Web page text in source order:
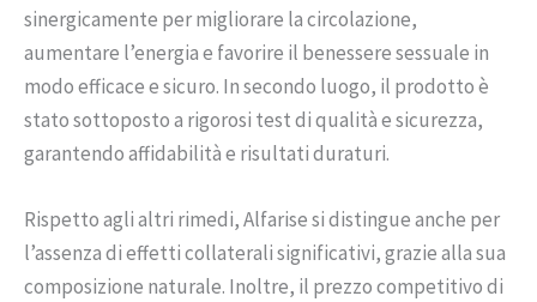
sinergicamente per migliorare la circolazione,
aumentare l’energia e favorire il benessere sessuale in
modo efficace e sicuro. In secondo luogo, il prodotto è
stato sottoposto a rigorosi test di qualità e sicurezza,
garantendo affidabilità e risultati duraturi.
Rispetto agli altri rimedi, Alfarise si distingue anche per
l’assenza di effetti collaterali significativi, grazie alla sua
composizione naturale. Inoltre, il prezzo competitivo di